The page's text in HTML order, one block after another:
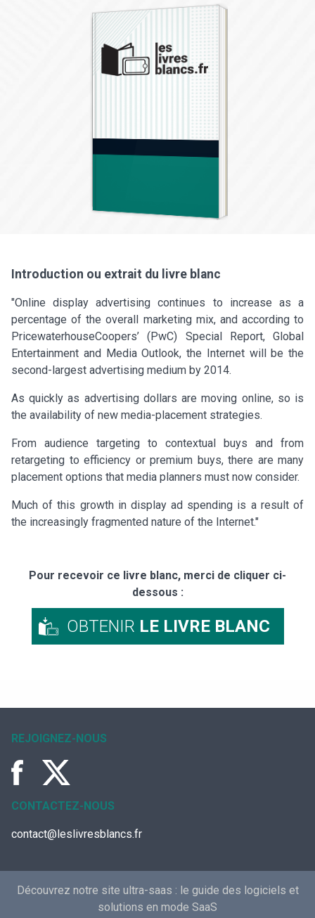
Introduction ou extrait du livre blanc
"Online display advertising continues to increase as a
percentage of the overall marketing mix, and according to
PricewaterhouseCoopers’ (PwC) Special Report, Global
Entertainment and Media Outlook, the Internet will be the
second-largest advertising medium by 2014.
As quickly as advertising dollars are moving online, so is
the availability of new media-placement strategies.
From audience targeting to contextual buys and from
retargeting to efficiency or premium buys, there are many
placement options that media planners must now consider.
Much of this growth in display ad spending is a result of
the increasingly fragmented nature of the Internet."
Pour recevoir ce livre blanc, merci de cliquer ci-
dessous :
OBTENIR LE LIVRE BLANC
REJOIGNEZ-NOUS
CONTACTEZ-NOUS
contact@leslivresblancs.fr
Découvrez notre site ultra-saas : le guide des logiciels et
solutions en mode SaaS